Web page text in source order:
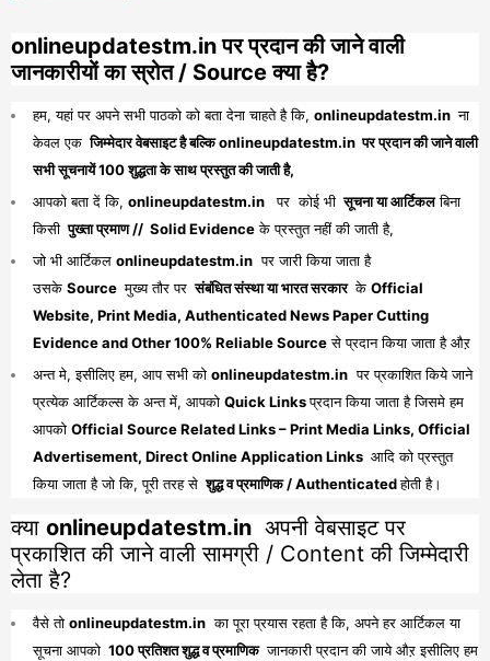
onlineupdatestm.in पर प्रदान की जाने वाली
जानकारीयों का स्रोत / Source क्या है?
हम, यहां पर अपने सभी पाठको को बता देना चाहते है कि, onlineupdatestm.in ना
केवल एक जिम्मेदार वेबसाइट है बल्कि onlineupdatestm.in पर प्रदान की जाने वाली
सभी सूचनायें 100 शुद्धता के साथ प्रस्तुत की जाती है,
आपको बता दें कि, onlineupdatestm.in पर कोई भी सूचना या आर्टिकलबिना
किसी पुख्ता प्रमाण // Solid Evidenceके प्रस्तुत नहीं की जाती है,
जो भी आर्टिकल onlineupdatestm.in पर जारी किया जाता है
उसके Source मुख्य तौर पर संबंधित संस्था या भारत सरकार के Official
Website, Print Media, Authenticated News Paper Cutting
Evidence and Other 100% Reliable Sourceसे प्रदान किया जाता है औऱ
अन्त मे, इसीलिए हम, आप सभी को onlineupdatestm.in पर प्रकाशित किये जाने
प्रत्येक आर्टिकल्स के अन्त में, आपको Quick Linksप्रदान किया जाता है जिसमे हम
आपको Official Source Related Links – Print Media Links, Official
Advertisement, Direct Online Application Links आदि को प्रस्तुत
किया जाता है जो कि, पूरी तरह से शुद्ध व प्रमाणिक / Authenticatedहोती है।
क्या onlineupdatestm.in अपनी वेबसाइट पर
प्रकाशित की जाने वाली सामग्री / Content की जिम्मेदारी
लेता है?
वैसे तो onlineupdatestm.in का पूरा प्रयास रहता है कि, अपने हर आर्टिकल या
सूचना आपको 100 प्रतिशत शुद्ध व प्रमाणिक जानकारी प्रदान की जाये औऱ इसीलिए हम